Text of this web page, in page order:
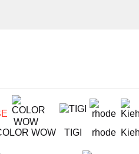
WOW TIGI rhode